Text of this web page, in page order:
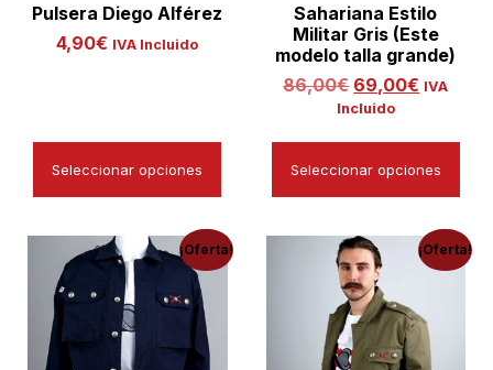
Pulsera Diego Alférez
4,90€ IVA Incluido
Seleccionar opciones
Sahariana Estilo
Militar Gris (Este
modelo talla grande)
86,00€ 69,00€ IVA
Incluido
Seleccionar opciones
¡Oferta! ¡Oferta!